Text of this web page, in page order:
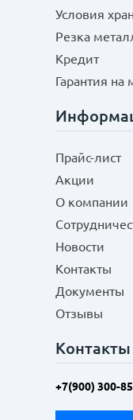
Условия
Резка
Кредит
Гарантия на
Прайс-лист
Акции
О компании
Новости
Контакты
Документы
Отзывы
Контакты
+7(900) 300-